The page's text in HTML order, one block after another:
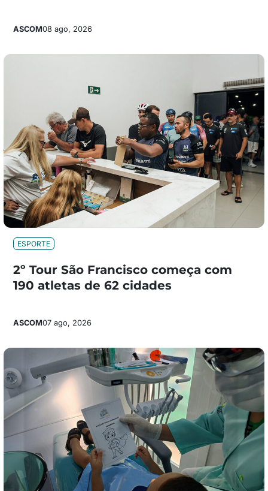
ASCOM08 ago, 2026
ESPORTE
2º Tour São Francisco começa com
190 atletas de 62 cidades
ASCOM07 ago, 2026